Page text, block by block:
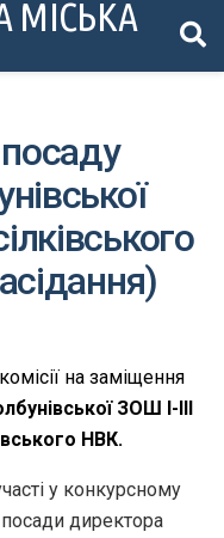
МІСЬКА
на заміщення
ЗОШ І-ІІІ
НВК.
у конкурсному
директора